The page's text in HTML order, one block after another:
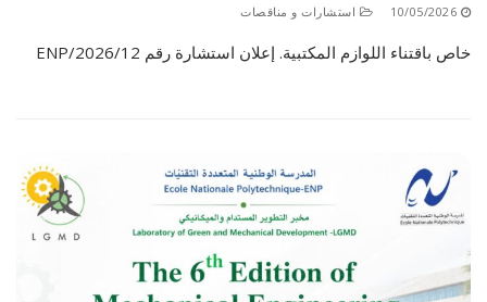
10/05/2026 استشارات و مناقصات
خاص باقتناء اللوازم المكتبية. إعلان استشارة رقم 12/ENP/2026